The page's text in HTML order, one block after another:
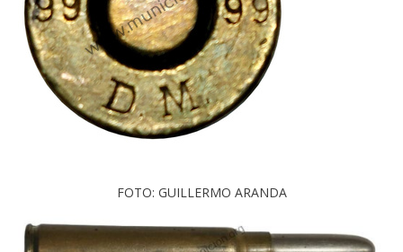
FOTO: GUILLERMO ARANDA